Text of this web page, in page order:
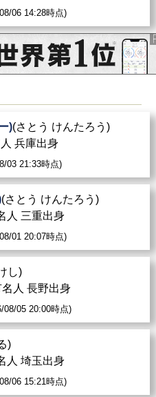
06 14:28時点)
)(さとう けんたろう)
兵庫出身
03 21:33時点)
(さとう けんたろう)
人 三重出身
01 20:07時点)
し)
人 長野出身
08/05 20:00時点)
)
人 埼玉出身
06 15:21時点)